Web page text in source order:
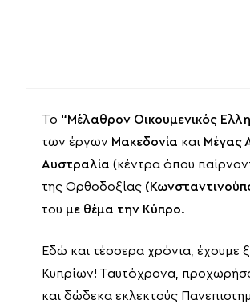
Το “Μέλαθρον Οικουμενικός
των έργων Μακεδονία και Μέγας
Αυστραλία (κέντρα όπου
της Ορθοδοξίας
του με θέμα την Κύπρο.
Εδώ και τέσσερα χρόνια, έχουμε
Κυπρίων! Ταυτόχρονα,
και δώδεκα εκλεκτούς